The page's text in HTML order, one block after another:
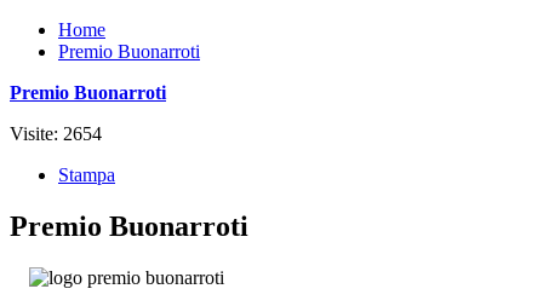
Home
Premio Buonarroti
Premio Buonarroti
Visite: 2654
Stampa
Premio Buonarroti